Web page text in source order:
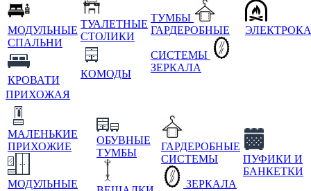
МОДУЛЬНЫЕ
СПАЛЬНИ
КРОВАТИ
ТУАЛЕТНЫЕ
СТОЛИКИ
КОМОДЫ
ТУМБЫ
ГАРДЕРОБНЫЕ
СИСТЕМЫ
ЗЕРКАЛА
ПРИХОЖАЯ
МАЛЕНЬКИЕ
ПРИХОЖИЕ
МОДУЛЬНЫЕ
ОБУВНЫЕ
ТУМБЫ
ГАРДЕРОБНЫЕ
СИСТЕМЫ
ЗЕРКАЛА
ПУФИКИ И
БАНКЕТКИ